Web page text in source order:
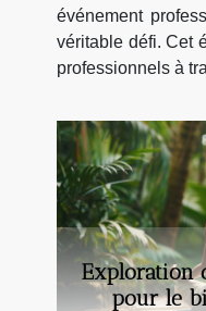
événement
véritable défi. Cet
professionnels à
Exploration
pour le